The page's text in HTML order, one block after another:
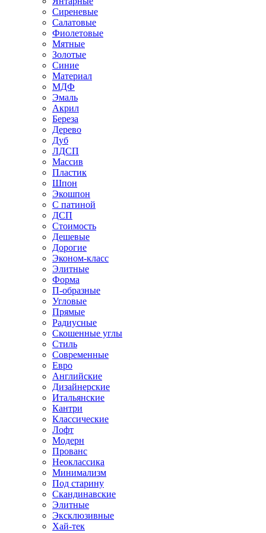
Сиреневые
Салатовые
Фиолетовые
Мятные
Золотые
Синие
Материал
МДФ
Эмаль
Акрил
Береза
Дерево
Дуб
ЛДСП
Массив
Пластик
Шпон
Экошпон
С патиной
ДСП
Стоимость
Дешевые
Дорогие
Эконом-класс
Элитные
Форма
П-образные
Угловые
Прямые
Радиусные
Скошенные углы
Стиль
Современные
Евро
Английские
Дизайнерские
Итальянские
Кантри
Классические
Лофт
Модерн
Прованс
Неоклассика
Минимализм
Под старину
Скандинавские
Элитные
Эксклюзивные
Хай-тек